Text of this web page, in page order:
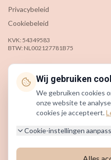
Privacybeleid
Cookiebeleid
KVK: 54349583
BTW: NL002127781B75
Klantenservice
Veelgestelde vragen
Wij gebruiken
We gebruiken cookies
onze website te
cookies je accepteert.
Cookie-instellingen